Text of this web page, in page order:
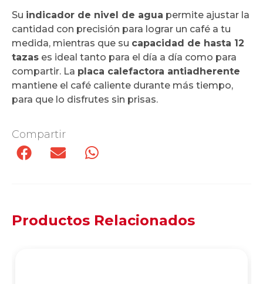
Su indicador de nivel de agua permite ajustar la
cantidad con precisión para lograr un café a tu
medida, mientras que su capacidad de hasta 12
tazas es ideal tanto para el día a día como para
compartir. La placa calefactora antiadherente
mantiene el café caliente durante más tiempo,
para que lo disfrutes sin prisas.
Compartir
Productos Relacionados